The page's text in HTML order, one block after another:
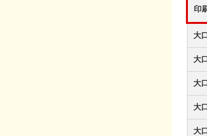
印
大
大
大
大
大